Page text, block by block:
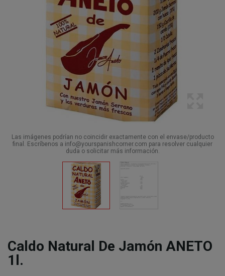
Las imágenes podrían no coincidir exactamente con el envase/producto
final. Escríbenos a info@yourspanishcorner.com para resolver cualquier
duda o solicitar más información.
Caldo Natural De Jamón ANETO
1l.